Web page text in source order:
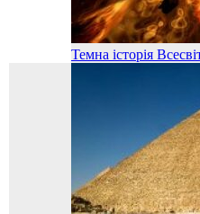
Темна історія